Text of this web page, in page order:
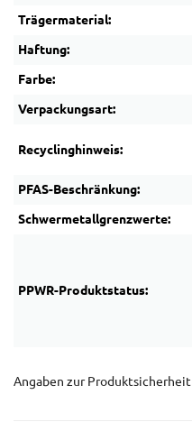
Trägermaterial:
Haftung:
Farbe:
Verpackungsart:
Recyclinghinweis:
PFAS-Beschränkung:
Schwermetallgrenzwerte:
PPWR-Produktstatus:
Angaben zur Produktsicherheit